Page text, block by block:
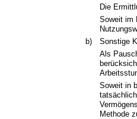
Die
Soweit im
b)
Sonstige
Als
Soweit in
Methode